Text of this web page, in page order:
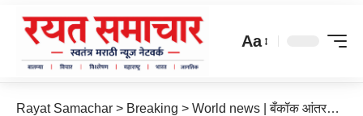
Aa
Rayat Samachar > Breaking > World news | बँकॉक आंतरराष्ट्रीय परिषदेत डॉ. अतुल चौरपगार यांना ‘उत्कृष्ट पर्यावरणीय शाश्वतता’ पुरस्कार